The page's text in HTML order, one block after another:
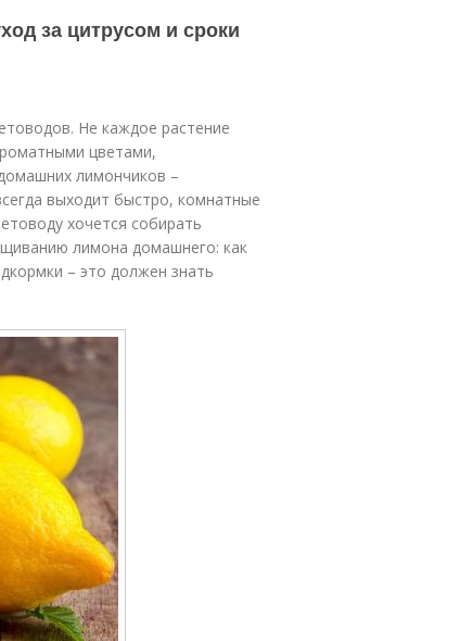
за цитрусом и сроки
Не каждое растение
цветами,
лимончиков –
выходит быстро, комнатные
хочется собирать
лимона домашнего: как
– это должен знать